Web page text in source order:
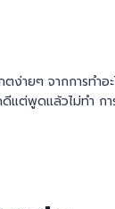
ายๆ จากการทำอ
พูดแล้วไม่ทำ กา